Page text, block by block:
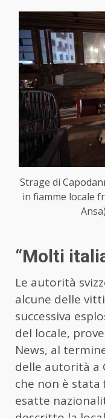
Strage di
in fiamme locale
“Molti
Le autorità
alcune delle
successiva
del locale,
News, al
delle autorità a
che non è
esatte